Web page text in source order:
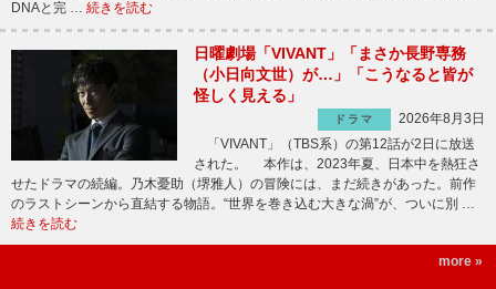
DNAと完 … 続きを読む
日曜劇場「VIVANT」「まさか長野専務
（小日向文世）が…」「こうなると皆が
怪しく見える」
ドラマ
2026年8月3日
「VIVANT」（TBS系）の第12話が2日に放送
された。 本作は、2023年夏、日本中を熱狂さ
せたドラマの続編。乃木憂助（堺雅人）の冒険には、まだ続きがあった。前作
のラストシーンから直結する物語。“世界を巻き込む大きな渦”が、ついに別 …
続きを読む
more »